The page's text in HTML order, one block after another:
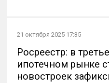
21 октября 2025 17:35
Росреестр: в
ипотечном рынке
новостроек